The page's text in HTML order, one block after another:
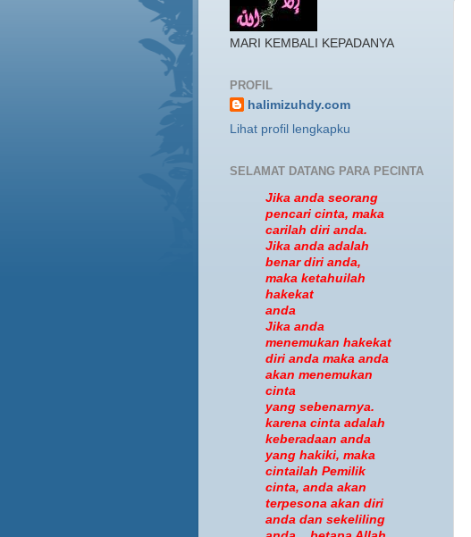
MARI KEMBALI KEPADANYA
PROFIL
halimizuhdy.com
Lihat profil lengkapku
SELAMAT DATANG PARA PECINTA
Jika anda seorang
pencari cinta, maka
carilah diri anda.
Jika anda adalah
benar diri anda,
maka ketahuilah
hakekat
anda
Jika anda
menemukan hakekat
diri anda maka anda
akan menemukan
cinta
yang sebenarnya.
karena cinta adalah
keberadaan anda
yang hakiki, maka
cintailah Pemilik
cinta, anda akan
terpesona akan diri
anda dan sekeliling